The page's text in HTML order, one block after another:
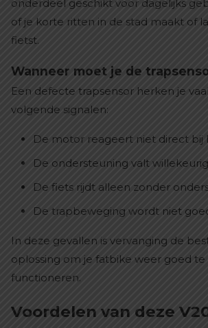
onderdeel geschikt voor dagelijks
of je korte ritten in de stad maakt of
fietst.
Wanneer moet je de
Een defecte trapsensor herken je
volgende signalen:
De motor reageert niet direct bij
De ondersteuning valt
De fiets rijdt alleen zonder
De trapbeweging wordt niet
In deze gevallen is vervanging de
oplossing om je fatbike weer goed te
functioneren.
Voordelen van deze